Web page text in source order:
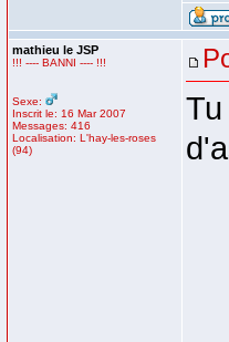
mathieu le JSP
!!! ---- BANNI ---- !!!
Sexe:
Inscrit le: 16 Mar 2007
Messages: 416
Localisation: L'hay-les-roses
(94)